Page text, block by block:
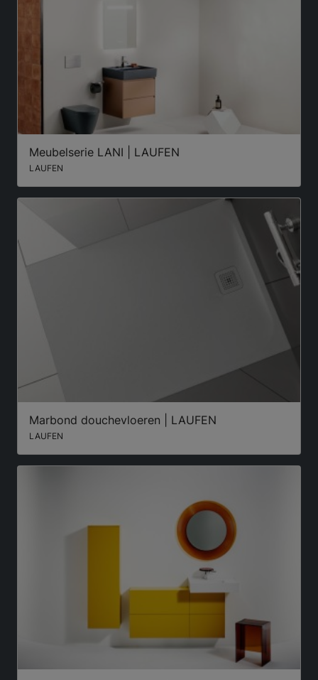
Meubelserie LANI | LAUFEN
LAUFEN
Marbond douchevloeren | LAUFEN
LAUFEN